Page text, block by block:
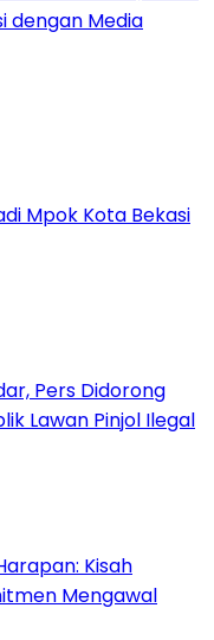
dengan Media
Mpok Kota Bekasi
Pers Didorong
Lawan Pinjol Ilegal
Kisah
Mengawal